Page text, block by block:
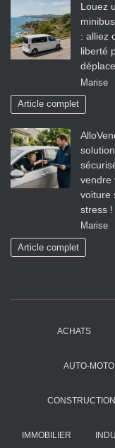
Louez
: alliez
liberté
Marise
Article complet
vendre
voiture
stress !
Marise
Article complet
ACHATS
AUTO-MOTO
CONSTRUCTION
IMMOBILIER